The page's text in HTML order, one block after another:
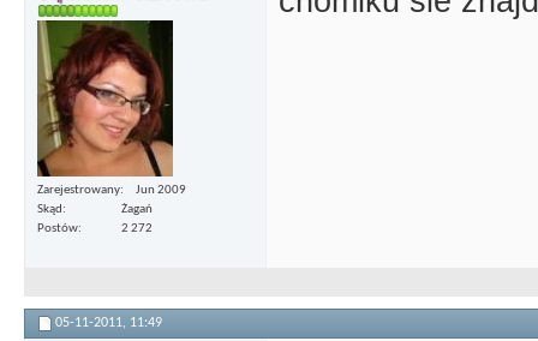
Zarejestrowany
Jun 2009
Skąd
Żagań
Postów
2 272
05-11-2011, 11:49